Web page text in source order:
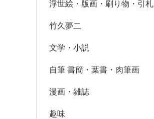
浮世絵・版画・刷り物・引札
竹久夢二
文学・小説
自筆 書簡・葉書・肉筆画
漫画・雑誌
趣味